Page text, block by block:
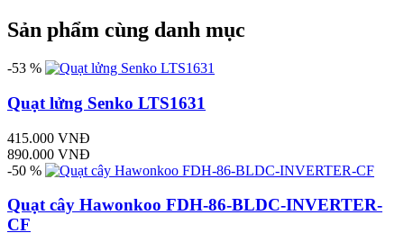
Sản phẩm cùng danh mục
-53 %
Quạt lửng Senko LTS1631
415.000 VNĐ
890.000 VNĐ
-50 %
Quạt cây Hawonkoo FDH-86-BLDC-INVERTER-
CF